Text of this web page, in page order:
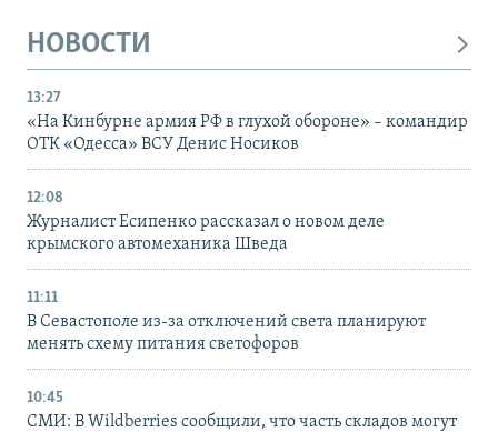
НОВОСТИ
13:27
«На Кинбурне армия РФ в глухой обороне» – командир
ОТК «Одесса» ВСУ Денис Носиков
12:08
Журналист Есипенко рассказал о новом деле
крымского автомеханика Шведа
11:11
В Севастополе из-за отключений света планируют
менять схему питания светофоров
10:45
СМИ: В Wildberries сообщили, что часть складов могут